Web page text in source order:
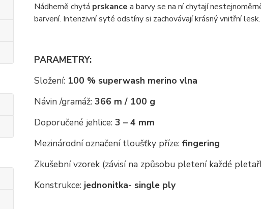
Nádherně chytá prskance a barvy se na ní chytají
barvení. Intenzivní syté odstíny si zachovávají krásný vnitřní lesk.
PARAMETRY:
Složení: 100 % superwash merino vlna
Návin /gramáž:366 m / 100 g
Doporučené jehlice: 3 – 4 mm
Mezinárodní označení tloušťky příze: fingering
Zkušební vzorek (závisí na způsobu pletení každé
Konstrukce: jednonitka- single ply